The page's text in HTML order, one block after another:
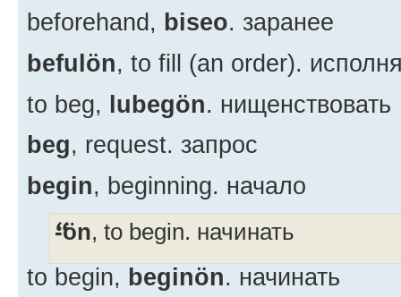
beforehand, biseo. заранее
befulön, to fill (an order).
to beg, lubegön. нищенствовать
beg, request. запрос
begin, beginning. начало
-ön, to begin. начинать
to begin, beginön. начинать